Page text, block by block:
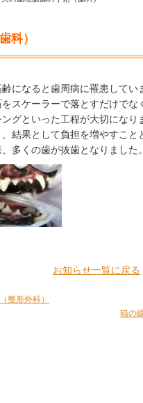
科）
になると歯周病に罹患して
スケーラーで落とすだけで
グといった工程が大切にな
結果として負担を増やすこ
多くの歯が抜歯となりました。
お知らせ一覧に戻る
整形外科）
猫の